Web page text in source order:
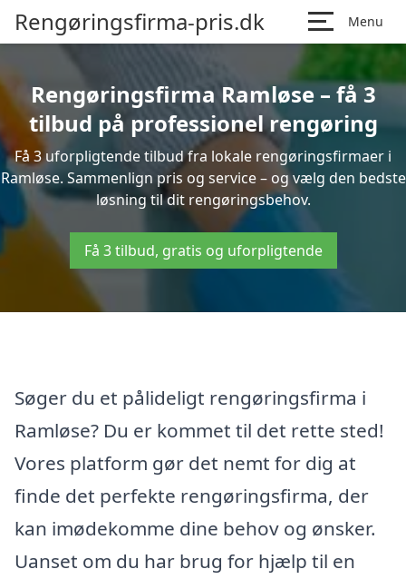
Rengøringsfirma-pris.dk Menu
Rengøringsfirma Ramløse – få 3
tilbud på professionel rengøring
Få 3 uforpligtende tilbud fra lokale rengøringsfirmaer i
Ramløse. Sammenlign pris og service – og vælg den bedste
løsning til dit rengøringsbehov.
Få 3 tilbud, gratis og uforpligtende
Søger du et pålideligt rengøringsfirma i
Ramløse? Du er kommet til det rette sted!
Vores platform gør det nemt for dig at
finde det perfekte rengøringsfirma, der
kan imødekomme dine behov og ønsker.
Uanset om du har brug for hjælp til en